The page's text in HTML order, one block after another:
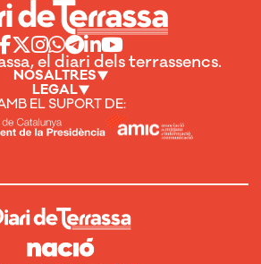
el diari dels terrassencs.
NOSALTRES
LEGAL
EL SUPORT DE: